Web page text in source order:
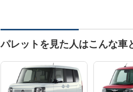
パレットを見た人はこんな車